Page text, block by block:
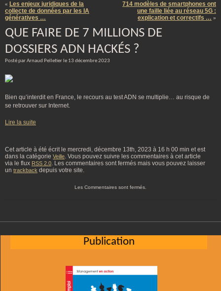
« Les enjeux juridiques de la
collecte de données par les IA
génératives …
714 modèles de smartphones ont
une faille liée au réseau 5G :
explication et correctifs … »
QUE FAIRE DE 7 MILLIONS DE
DOSSIERS ADN HACKÉS ?
Posté par Arnaud Pelletier le 13 décembre 2023
Bien qu’interdit en France, le recours au test ADN se multiplie… au risque de
se retrouver sur Internet.
Lire la suite
Cet article à été écrit le mercredi, décembre 13th, 2023 à 16 h 00 min et est
dans la catégorie Veille. Vous pouvez suivre les commentaires à cet article
via le flux RSS 2.0. Les commentaires sont fermés mais vous pouvez laisser
un trackback depuis votre site.
Les Commentaires sont fermés.
Publication